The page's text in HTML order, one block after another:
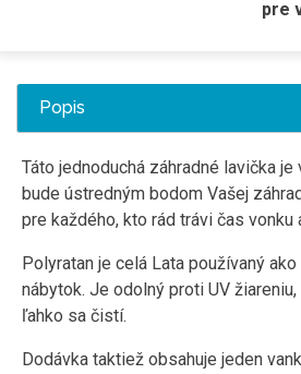
pre
Popis
Táto jednoduchá záhradné lavička
bude ústredným bodom Vašej
pre každého, kto rád trávi čas vonku
Polyratan je celá Lata používaný
nábytok. Je odolný proti UV
ľahko sa čistí.
Dodávka taktiež obsahuje jeden